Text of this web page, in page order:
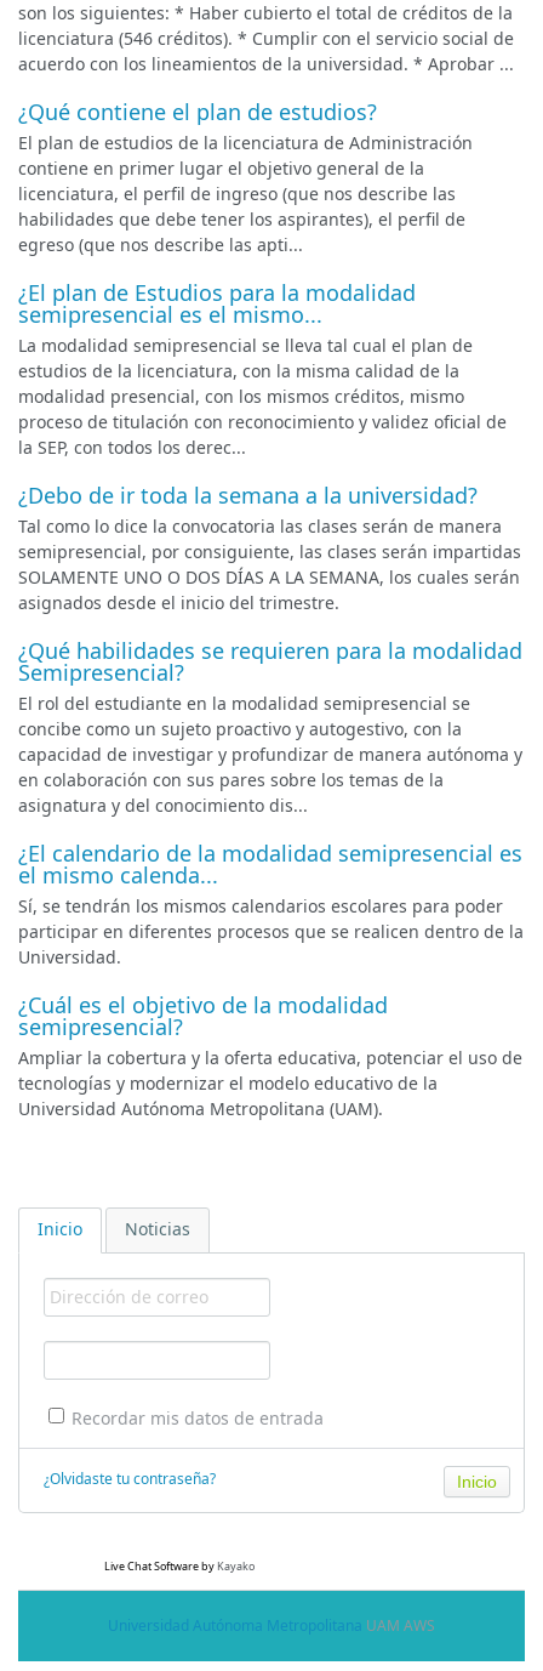
Inicio Noticias
Recordar mis datos de entrada
¿Olvidaste tu contraseña?
Live Chat Softwareby Kayako
son los siguientes: * Haber cubierto el total de créditos de la
licenciatura (546 créditos). * Cumplir con el servicio social de
acuerdo con los lineamientos de la universidad. * Aprobar ...
¿Qué contiene el plan de estudios?
El plan de estudios de la licenciatura de Administración
contiene en primer lugar el objetivo general de la
licenciatura, el perfil de ingreso (que nos describe las
habilidades que debe tener los aspirantes), el perfil de
egreso (que nos describe las apti...
¿El plan de Estudios para la modalidad
semipresencial es el mismo...
La modalidad semipresencial se lleva tal cual el plan de
estudios de la licenciatura, con la misma calidad de la
modalidad presencial, con los mismos créditos, mismo
proceso de titulación con reconocimiento y validez oficial de
la SEP, con todos los derec...
¿Debo de ir toda la semana a la universidad?
Tal como lo dice la convocatoria las clases serán de manera
semipresencial, por consiguiente, las clases serán impartidas
SOLAMENTE UNO O DOS DÍAS A LA SEMANA, los cuales serán
asignados desde el inicio del trimestre.
¿Qué habilidades se requieren para la modalidad
Semipresencial?
El rol del estudiante en la modalidad semipresencial se
concibe como un sujeto proactivo y autogestivo, con la
capacidad de investigar y profundizar de manera autónoma y
en colaboración con sus pares sobre los temas de la
asignatura y del conocimiento dis...
¿El calendario de la modalidad semipresencial es
el mismo calenda...
Sí, se tendrán los mismos calendarios escolares para poder
participar en diferentes procesos que se realicen dentro de la
Universidad.
¿Cuál es el objetivo de la modalidad
semipresencial?
Ampliar la cobertura y la oferta educativa, potenciar el uso de
tecnologías y modernizar el modelo educativo de la
Universidad Autónoma Metropolitana (UAM).
Universidad Autónoma Metropolitana UAM AWS